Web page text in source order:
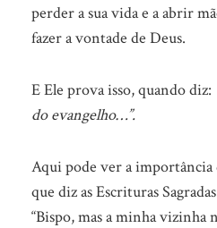
perder a sua vida e a abrir
fazer a vontade de Deus.
E Ele prova isso, quando diz:
do evangelho…”.
Aqui pode ver a importância
que diz as Escrituras
“Bispo, mas a minha vizinha